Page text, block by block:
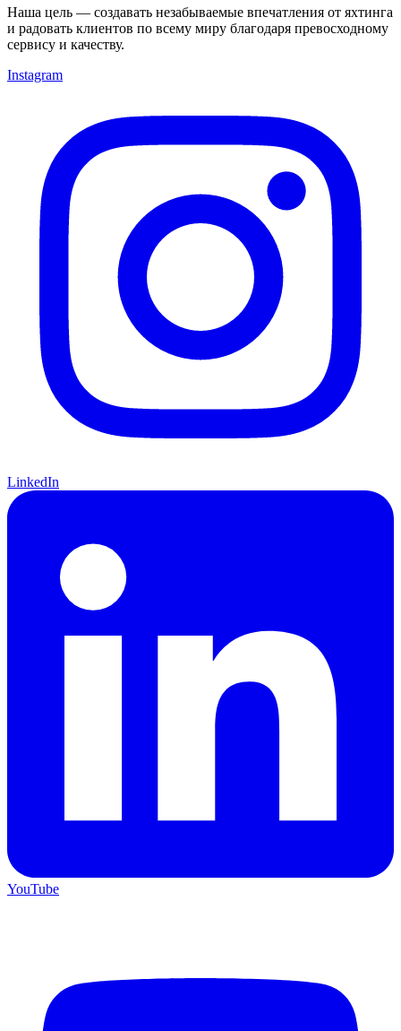
Наша цель — создавать незабываемые впечатления от яхтинга
и радовать клиентов по всему миру благодаря превосходному
сервису и качеству.
Instagram
LinkedIn
YouTube